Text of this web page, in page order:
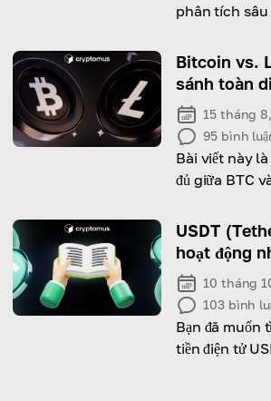
phân tích sâu
mà trí tuệ tiền
Bitcoin vs.
sánh toàn
15 tháng
95 bình
Bài viết này
đủ giữa BTC
USDT
hoạt động
10 tháng
103 bình
Bạn đã muốn
tiền điện tử